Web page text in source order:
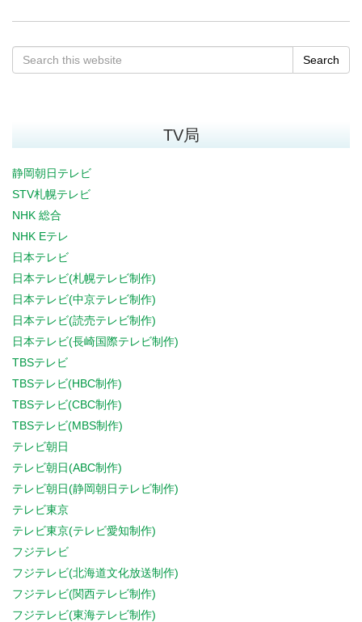
Search
TV局
静岡朝日テレビ
STV札幌テレビ
NHK 総合
NHK Eテレ
日本テレビ
日本テレビ(札幌テレビ制作)
日本テレビ(中京テレビ制作)
日本テレビ(読売テレビ制作)
日本テレビ(長崎国際テレビ制作)
TBSテレビ
TBSテレビ(HBC制作)
TBSテレビ(CBC制作)
TBSテレビ(MBS制作)
テレビ朝日
テレビ朝日(ABC制作)
テレビ朝日(静岡朝日テレビ制作)
テレビ東京
テレビ東京(テレビ愛知制作)
フジテレビ
フジテレビ(北海道文化放送制作)
フジテレビ(関西テレビ制作)
フジテレビ(東海テレビ制作)